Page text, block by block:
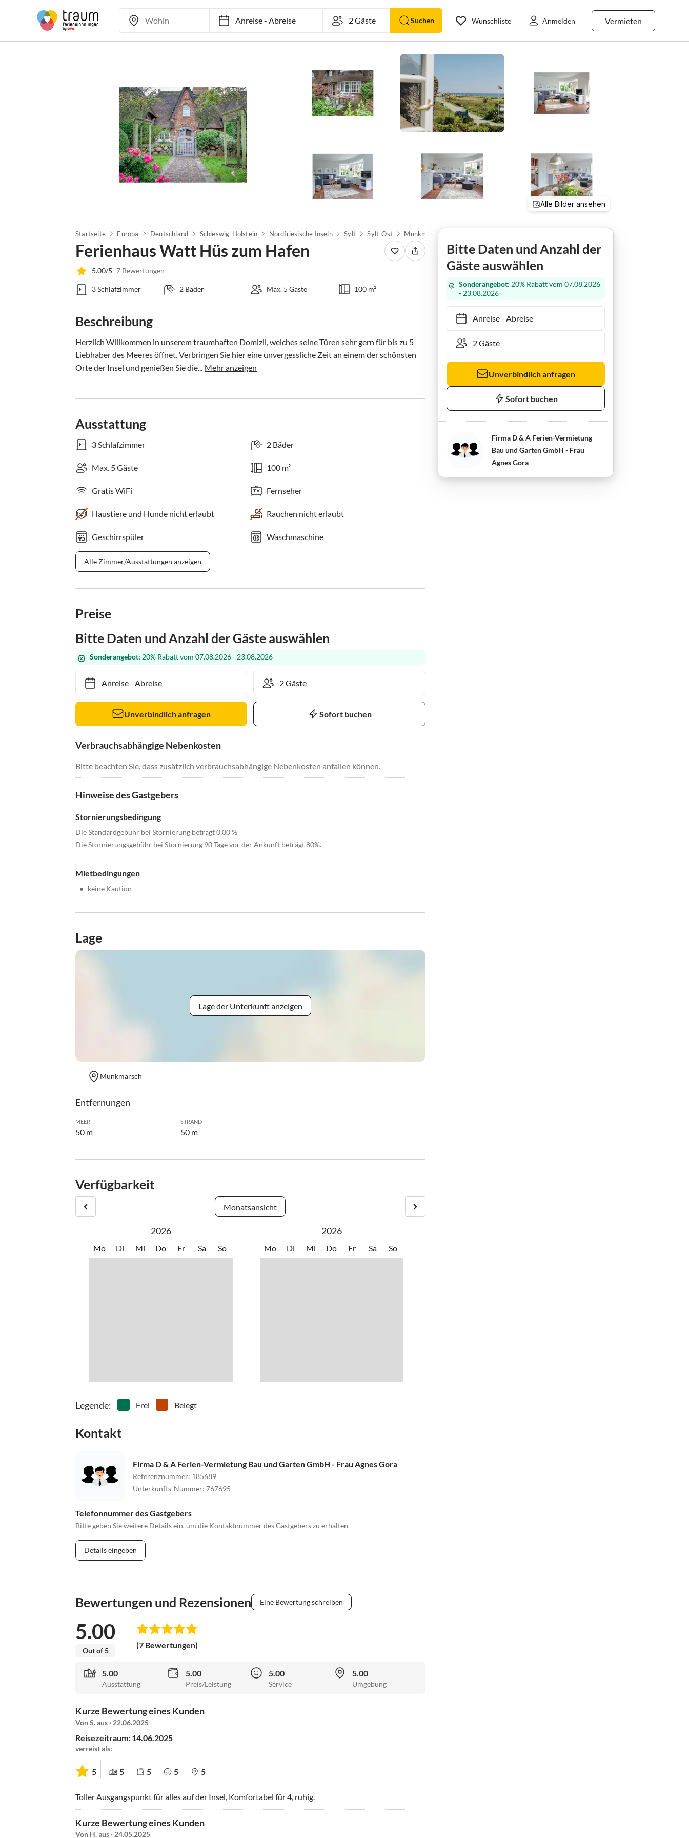
Anreise-Abreise Suchen Vermieten
Wunschliste Anmelden
Alle Bilder ansehen
Startseite Europa Deutschland Schleswig-Holstein Nordfriesische Inseln Sylt Sylt-Ost Munkmarsch
Ferienhaus Watt Hüs zum Hafen
5.00/5 7 Bewertungen
3 Schlafzimmer 2 Bäder Max. 5 Gäste 100 m²
Beschreibung
Herzlich Willkommen in unserem traumhaften Domizil, welches seine Türen sehr gern für bis zu 5
Liebhaber des Meeres öffnet. Verbringen Sie hier eine unvergessliche Zeit an einem der schönsten
Orte der Insel und genießen Sie die... Mehr anzeigen
Ausstattung
3 Schlafzimmer 2 Bäder
Max. 5 Gäste 100 m²
Gratis WiFi Fernseher
Haustiere und Hunde nicht erlaubt Rauchen nicht erlaubt
Geschirrspüler Waschmaschine
Alle Zimmer/Ausstattungen anzeigen
Preise
Bitte Daten und Anzahl der Gäste auswählen
Sonderangebot: 20% Rabatt vom 07.08.2026 - 23.08.2026
Anreise- Abreise
Unverbindlich anfragen Sofort buchen
Verbrauchsabhängige Nebenkosten
Bitte beachten Sie, dass zusätzlich verbrauchsabhängige Nebenkosten anfallen können.
Hinweise des Gastgebers
Stornierungsbedingung
Die Standardgebühr bei Stornierung beträgt 0,00 %
Die Stornierungsgebühr bei Stornierung 90 Tage vor der Ankunft beträgt 80%.
Mietbedingungen
• keine Kaution
Lage
Lage der Unterkunft anzeigen
Munkmarsch
Entfernungen
MEER
50 m
STRAND
50 m
Verfügbarkeit
Monatsansicht
2026
Mo Di Mi Do Fr Sa So
2026
Mo Di Mi Do Fr Sa So
Legende: Frei Belegt
Kontakt
Firma D & A Ferien-Vermietung Bau und Garten GmbH - Frau Agnes Gora
Referenznummer: 185689
Unterkunfts-Nummer: 767695
Telefonnummer des Gastgebers
Bitte geben Sie weitere Details ein, um die Kontaktnummer des Gastgebers zu erhalten
Details eingeben
Bewertungen und Rezensionen Eine Bewertung schreiben
5.00
Out of 5
(7 Bewertungen)
5.00
Ausstattung
5.00
Preis/Leistung
5.00
Service
5.00
Umgebung
Kurze Bewertung eines Kunden
Von S. aus · 22.06.2025
Reisezeitraum: 14.06.2025
verreist als:
5 5 5 5 5
Toller Ausgangspunkt für alles auf der Insel, Komfortabel für 4, ruhig.
Kurze Bewertung eines Kunden
Von H. aus · 24.05.2025
Bitte Daten und Anzahl der
Gäste auswählen
Sonderangebot: 20% Rabatt vom 07.08.2026
- 23.08.2026
Anreise- Abreise
Unverbindlich anfragen
Sofort buchen
Firma D & A Ferien-Vermietung
Bau und Garten GmbH - Frau
Agnes Gora